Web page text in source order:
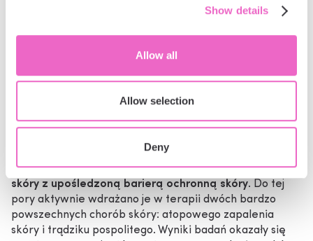
Show details
Allow all
Allow selection
Deny
Jednocześnie zatrzymanie wilgoci zapobiega
W jakich chorobach skóry
stosowanie probiotyków jest
szczególnie korzystne?
Jak wspomniano wcześniej,probiotyczna pielęgnacja
skóry jest szczególnie korzystna w przypadku chorób
skóry z upośledzoną barierą ochronną skóry. Do tej
pory aktywnie wdrażano je w terapii dwóch bardzo
powszechnych chorób skóry: atopowego zapalenia
skóry i trądziku pospolitego. Wyniki badań okazały się